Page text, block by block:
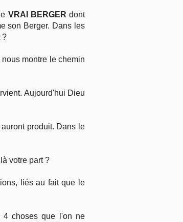
VRAI BERGER dont
son Berger. Dans les
?
montre le chemin
Aujourd'hui Dieu
produit. Dans le
votre part ?
liés au fait que le
4 choses que l'on ne